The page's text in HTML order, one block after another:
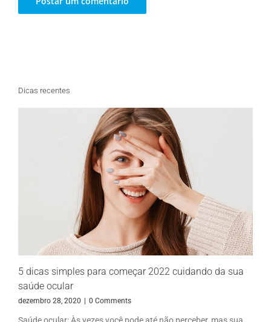
Dicas recentes
5 dicas simples para começar 2022 cuidando da sua
saúde ocular
dezembro 28, 2020 0 Comments